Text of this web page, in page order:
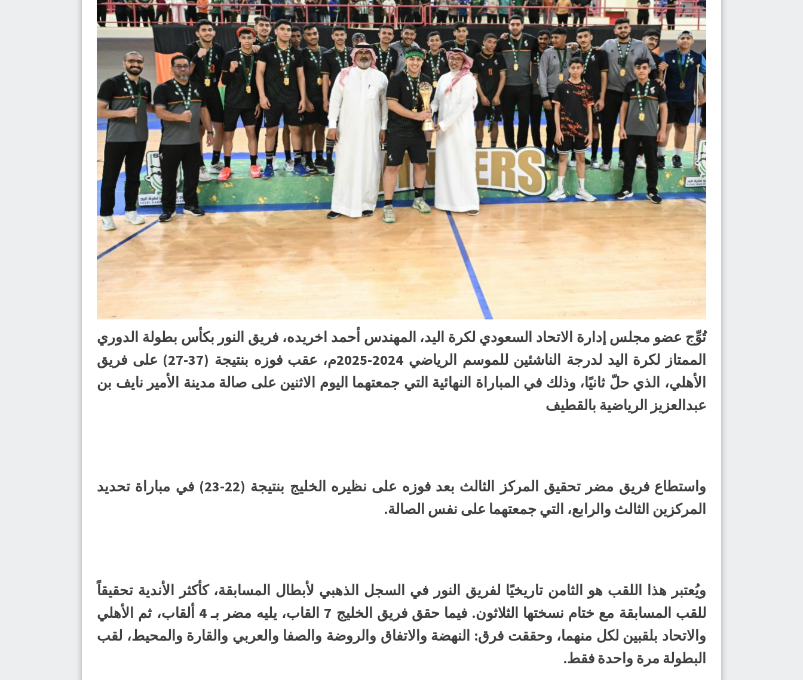
تُوِّج عضو مجلس إدارة الاتحاد السعودي لكرة اليد، المهندس أحمد اخريده، فريق النور بكأس بطولة الدوري
الممتاز لكرة اليد لدرجة الناشئين للموسم الرياضي 2024-2025م، عقب فوزه بنتيجة (37-27) على فريق
الأهلي، الذي حلّ ثانيًا، وذلك في المباراة النهائية التي جمعتهما اليوم الاثنين على صالة مدينة الأمير نايف بن
عبدالعزيز الرياضية بالقطيف
واستطاع فريق مضر تحقيق المركز الثالث بعد فوزه على نظيره الخليج بنتيجة (22-23) في مباراة تحديد
المركزين الثالث والرابع، التي جمعتهما على نفس الصالة.
ويُعتبر هذا اللقب هو الثامن تاريخيًا لفريق النور في السجل الذهبي لأبطال المسابقة، كأكثر الأندية تحقيقاً
للقب المسابقة مع ختام نسختها الثلاثون. فيما حقق فريق الخليج 7 القاب، يليه مضر بـ 4 ألقاب، ثم الأهلي
والاتحاد بلقبين لكل منهما، وحققت فرق: النهضة والاتفاق والروضة والصفا والعربي والقارة والمحيط، لقب
البطولة مرة واحدة فقط.